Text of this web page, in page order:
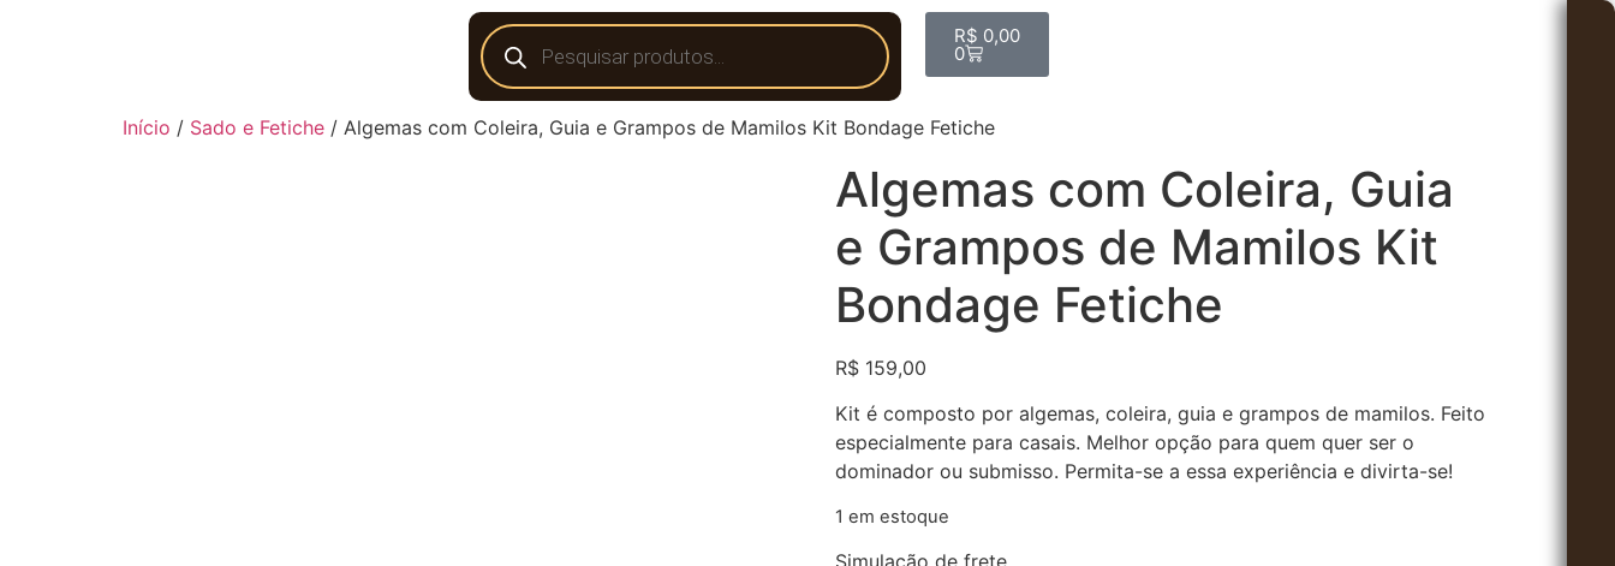
R$ 0,00
0
Início / Sado e Fetiche / Algemas com Coleira, Guia e Grampos de Mamilos Kit Bondage Fetiche
Algemas com Coleira, Guia
e Grampos de Mamilos Kit
Bondage Fetiche
R$159,00
Kit é composto por algemas, coleira, guia e grampos de mamilos. Feito
especialmente para casais. Melhor opção para quem quer ser o
dominador ou submisso. Permita-se a essa experiência e divirta-se!
1 em estoque